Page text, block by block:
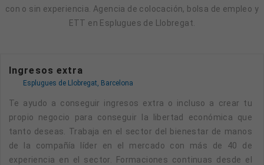
con o sin experiencia. Agencia de colocación, bolsa de empleo y
ETT en Esplugues de Llobregat.
Ingresos extra
Esplugues de Llobregat, Barcelona
Te ayudo a conseguir ingresos extra o incluso a crear tu
propio negocio para conseguir la libertad económica que
tanto deseas. Trabaja en el sector del bienestar de manos
de la compañía líder en el mercado con más de 40 de
experiencia en el sector. Formaciones continuas desde el